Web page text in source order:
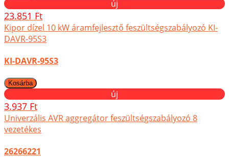
új
23.851 Ft
Kipor dízel 10 kW áramfejlesztő feszültségszabályozó KI-
DAVR-95S3
KI-DAVR-95S3
új
3.937 Ft
Univerzális AVR aggregátor feszültségszabályozó 8
vezetékes
26266221